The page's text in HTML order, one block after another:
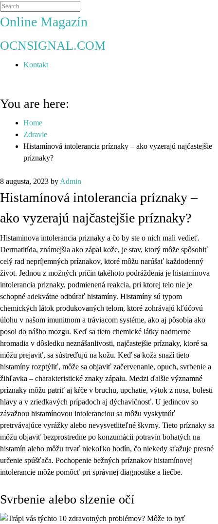
Online Magazín
OCNSIGNAL.COM
Kontakt
You are here:
Home
Zdravie
Histamínová intolerancia príznaky – ako vyzerajú najčastejšie
príznaky?
8 augusta, 2023 by Admin
Histamínová intolerancia príznaky –
ako vyzerajú najčastejšie príznaky?
Histaminova intolerancia priznaky a čo by ste o nich mali vedieť.
Dermatitída, známejšia ako zápal kože, je stav, ktorý môže spôsobiť
celý rad nepríjemných príznakov, ktoré môžu narúšať každodenný
život. Jednou z možných príčin takéhoto podráždenia je histaminova
intolerancia priznaky, podmienená reakcia, pri ktorej telo nie je
schopné adekvátne odbúrať histamíny. Histamíny sú typom
chemických látok produkovaných telom, ktoré zohrávajú kľúčovú
úlohu v našom imunitnom a tráviacom systéme, ako aj pôsobia ako
posol do nášho mozgu. Keď sa tieto chemické látky nadmerne
hromadia v dôsledku neznášanlivosti, najčastejšie príznaky, ktoré sa
môžu prejaviť, sa sústreďujú na kožu. Keď sa koža snaží tieto
histamíny rozptýliť, môže sa objaviť začervenanie, opuch, svrbenie a
žihľavka – charakteristické znaky zápalu. Medzi ďalšie významné
príznaky môžu patriť aj kŕče v bruchu, upchatie, výtok z nosa, bolesti
hlavy a v zriedkavých prípadoch aj dýchavičnosť. U jedincov so
závažnou histamínovou intoleranciou sa môžu vyskytnúť
pretrvávajúce vyrážky alebo nevysvetliteľné škvrny. Tieto príznaky sa
môžu objaviť bezprostredne po konzumácii potravín bohatých na
histamín alebo môžu trvať niekoľko hodín, čo niekedy sťažuje presné
určenie spúšťača. Pochopenie bežných príznakov histamínovej
intolerancie môže pomôcť pri správnej diagnostike a liečbe.
Svrbenie alebo slzenie očí